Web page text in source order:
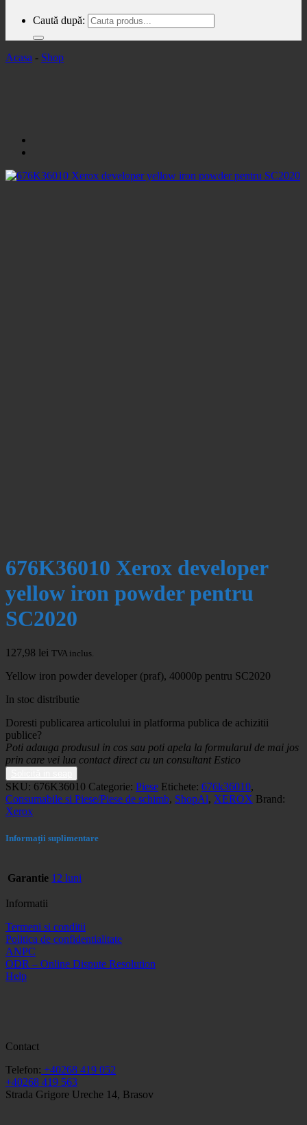
Caută după:
Acasa - Shop
676K36010 Xerox developer
yellow iron powder pentru
SC2020
127,98 lei TVA inclus.
Yellow iron powder developer (praf), 40000p pentru SC2020
In stoc distributie
Doresti publicarea articolului in platforma publica de achizitii
publice?
Poti adauga produsul in cos sau poti apela la formularul de mai jos
prin care vei lua contact direct cu un consultant Estico
SKU: 676K36010 Categorie: Piese Etichete: 676k36010,
Consumabile si Piese/Piese de schimb, ShopAl, XEROX Brand:
Xerox
Informații suplimentare
Garantie 12 luni
Informatii
Termeni si conditii
Politica de confidentialitate
ANPC
ODR – Online Dispute Resolution
Help
Contact
Telefon: +40268 419 052
+40268 419 563
Strada Grigore Ureche 14, Brasov